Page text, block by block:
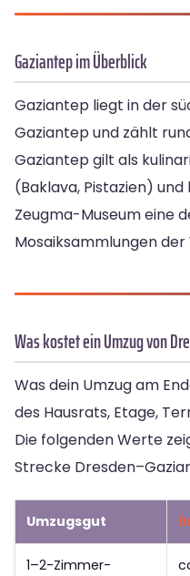
Gaziantep im Überblick
Gaziantep liegt in der
Gaziantep und zählt
Gaziantep gilt als
(Baklava, Pistazien)
Zeugma-Museum eine
Mosaiksammlungen der
Was kostet ein Umzug von
Was dein Umzug am
des Hausrats, Etage,
Die folgenden Werte
Strecke
Umzugsgut
1–2-Zimmer-